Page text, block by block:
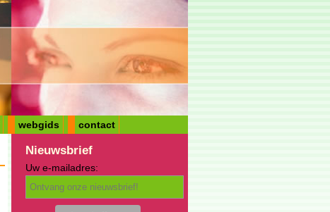
webgids contact
Nieuwsbrief
Uw e-mailadres: